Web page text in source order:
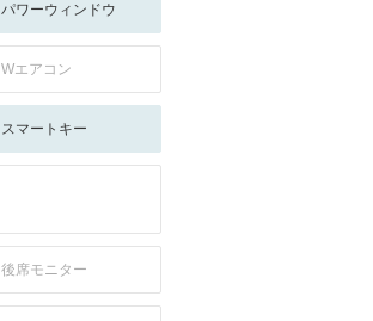
パワーウィンドウ
Wエアコン
スマートキー
後席モニター